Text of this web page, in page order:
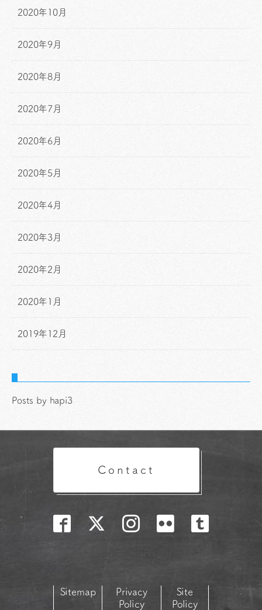
2020年10月
2020年9月
2020年8月
2020年7月
2020年6月
2020年5月
2020年4月
2020年3月
2020年2月
2020年1月
2019年12月
Posts by hapi3
Contact
Sitemap
Privacy
Policy
Site
Policy